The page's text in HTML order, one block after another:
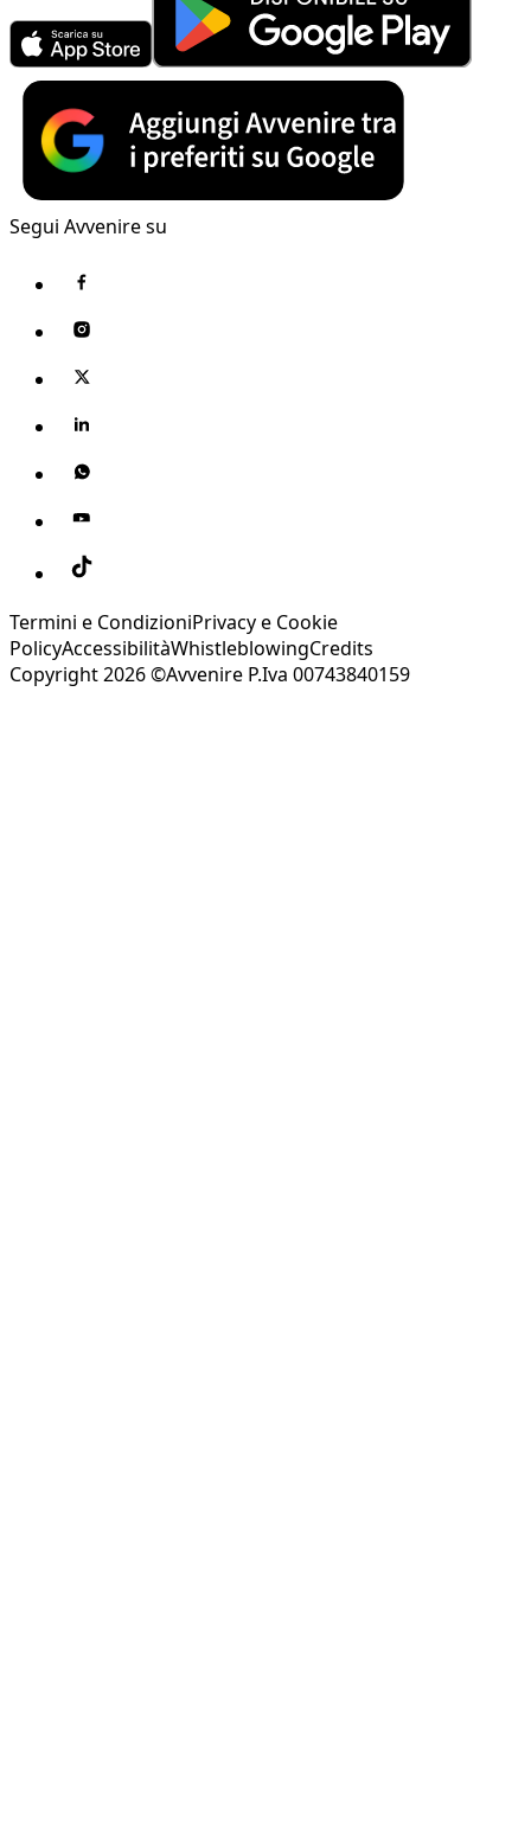
Segui Avvenire su
Termini e CondizioniPrivacy e Cookie
PolicyAccessibilitàWhistleblowingCredits
Copyright 2026 ©Avvenire P.Iva 00743840159